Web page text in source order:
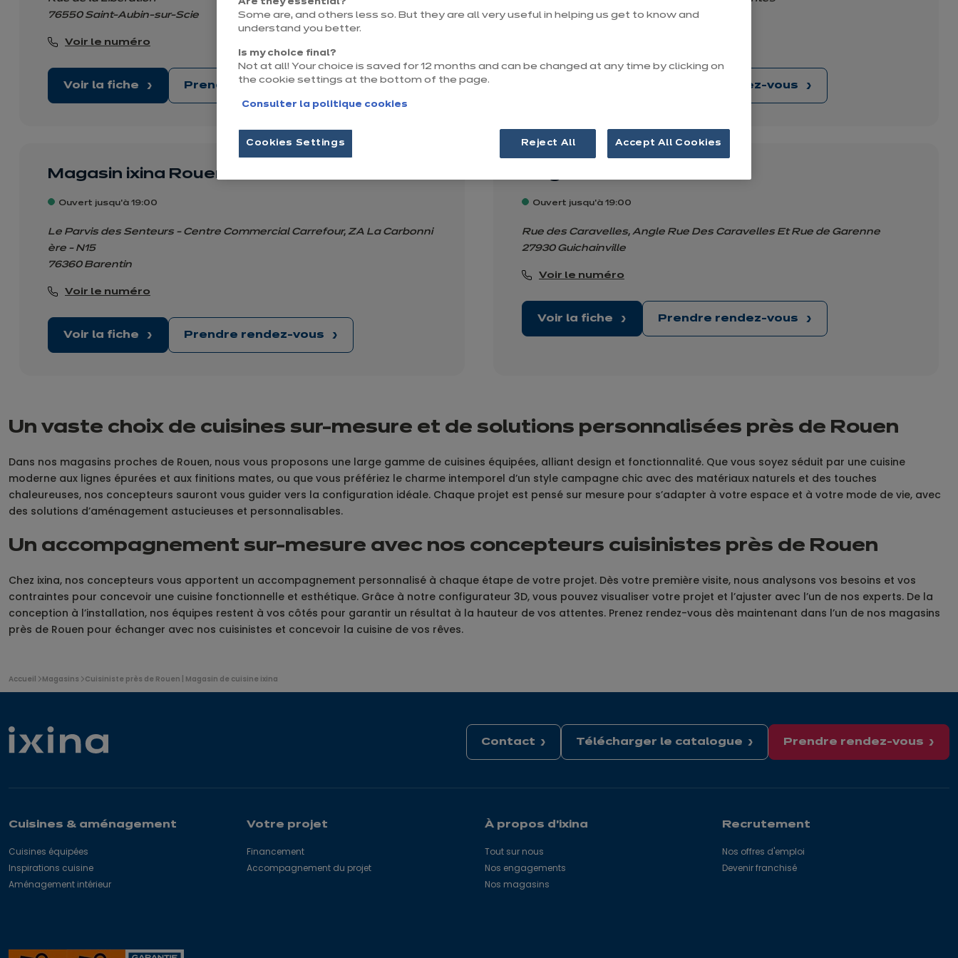
76550 Saint-Aubin-sur-Scie
Voir le numéro
Voir la fiche Prendre rendez-vous
76410 Tourville-la-Rivière
Prendre rendez-vous
Magasin ixina Rouen Barentin
Ouvert jusqu'à 19:00
Le Parvis des Senteurs - Centre Commercial Carrefour, ZA La Carbonni
ère - N15
76360 Barentin
Voir le numéro
Voir la fiche Prendre rendez-vous
Ouvert jusqu'à 19:00
Rue des Caravelles, Angle Rue Des Caravelles Et Rue de Garenne
27930 Guichainville
Voir le numéro
Voir la fiche Prendre rendez-vous
Un vaste choix de cuisines sur-mesure et de solutions personnalisées près de Rouen
Dans nos magasins proches de Rouen, nous vous proposons une large gamme de cuisines équipées, alliant design et fonctionnalité. Que vous soyez séduit par une cuisine
moderne aux lignes épurées et aux finitions mates, ou que vous préfériez le charme intemporel d’un style campagne chic avec des matériaux naturels et des touches
chaleureuses, nos concepteurs sauront vous guider vers la configuration idéale. Chaque projet est pensé sur mesure pour s’adapter à votre espace et à votre mode de vie, avec
des solutions d’aménagement astucieuses et personnalisables.
Un accompagnement sur-mesure avec nos concepteurs cuisinistes près de Rouen
Chez ixina, nos concepteurs vous apportent un accompagnement personnalisé à chaque étape de votre projet. Dès votre première visite, nous analysons vos besoins et vos
contraintes pour concevoir une cuisine fonctionnelle et esthétique. Grâce à notre configurateur 3D, vous pouvez visualiser votre projet et l’ajuster avec l’un de nos experts. De la
conception à l’installation, nos équipes restent à vos côtés pour garantir un résultat à la hauteur de vos attentes. Prenez rendez-vous dès maintenant dans l’un de nos magasins
près de Rouen pour échanger avec nos cuisinistes et concevoir la cuisine de vos rêves.
Vous
êtes
Accueil Magasins Cuisiniste près de Rouen | Magasin de cuisine ixina
Contact Télécharger le catalogue Prendre rendez-vous
Cuisines & aménagement
Cuisines équipées
Inspirations cuisine
Aménagement intérieur
Votre projet
Financement
Accompagnement du projet
À propos d'ixina
Tout sur nous
Nos engagements
Nos magasins
Recrutement
Nos offres d'emploi
Devenir franchisé
Are they essential?
Some are, and others less so. But they are all very useful in helping us get to know and
understand you better.
Is my choice final?
Not at all! Your choice is saved for 12 months and can be changed at any time by clicking on
the cookie settings at the bottom of the page.
Consulter la politique cookies
Cookies Settings Reject All Accept All Cookies